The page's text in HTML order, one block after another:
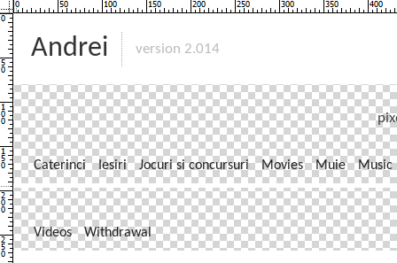
Andrei version 2.014
Caterinci Iesiri Jocuri si concursuri Movies Muie Music
Videos Withdrawal